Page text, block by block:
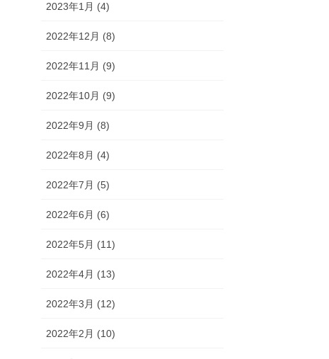
2023年1月 (4)
2022年12月 (8)
2022年11月 (9)
2022年10月 (9)
2022年9月 (8)
2022年8月 (4)
2022年7月 (5)
2022年6月 (6)
2022年5月 (11)
2022年4月 (13)
2022年3月 (12)
2022年2月 (10)